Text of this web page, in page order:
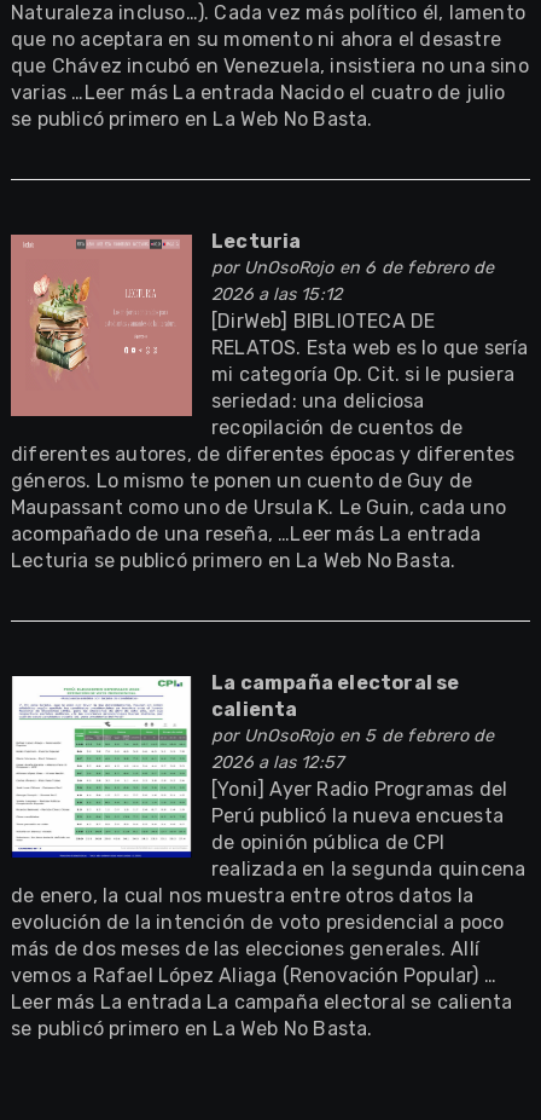
Naturaleza incluso…). Cada vez más político él, lamento
que no aceptara en su momento ni ahora el desastre
que Chávez incubó en Venezuela, insistiera no una sino
varias …Leer más La entrada Nacido el cuatro de julio
se publicó primero en La Web No Basta.
Lecturia
por UnOsoRojoen 6 de febrero de
2026 a las 15:12
[DirWeb] BIBLIOTECA DE
RELATOS. Esta web es lo que sería
mi categoría Op. Cit. si le pusiera
seriedad: una deliciosa
recopilación de cuentos de
diferentes autores, de diferentes épocas y diferentes
géneros. Lo mismo te ponen un cuento de Guy de
Maupassant como uno de Ursula K. Le Guin, cada uno
acompañado de una reseña, …Leer más La entrada
Lecturia se publicó primero en La Web No Basta.
La campaña electoral se
calienta
por UnOsoRojoen 5 de febrero de
2026 a las 12:57
[Yoni] Ayer Radio Programas del
Perú publicó la nueva encuesta
de opinión pública de CPI
realizada en la segunda quincena
de enero, la cual nos muestra entre otros datos la
evolución de la intención de voto presidencial a poco
más de dos meses de las elecciones generales. Allí
vemos a Rafael López Aliaga (Renovación Popular) …
Leer más La entrada La campaña electoral se calienta
se publicó primero en La Web No Basta.